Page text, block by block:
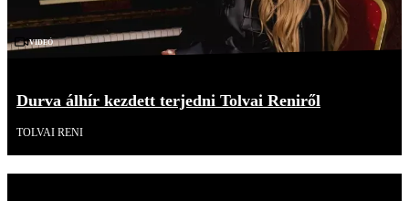
Videó
Durva álhír kezdett terjedni Tolvai Reniről
TOLVAI RENI